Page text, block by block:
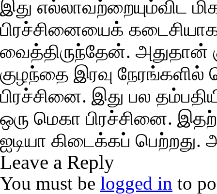
இது எல்லாவற்றையும்விட
பிரச்சினையைக்
வைத்திருந்தேன். அதுதான்
குழந்தை இரவு
பிரச்சினை. இது பல
ஒரு மெகா பிரச்சினை.
ஐடியா கிடைக்கப்
Leave a Reply
You must be logged in to